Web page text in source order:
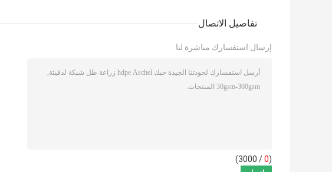
تفاصيل الاتصال
إرسال استفسارك مباشرة لنا
(
0
/ 3000)